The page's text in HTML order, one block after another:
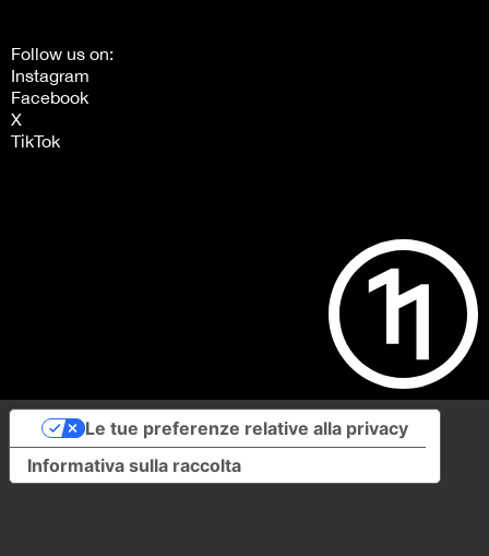
Follow us on:
Instagram
Facebook
X
TikTok
Informativa sulla raccolta
Le tue preferenze relative alla privacy